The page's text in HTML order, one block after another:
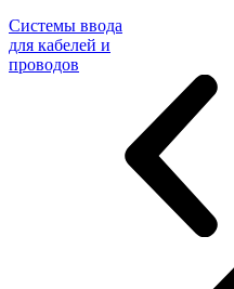
Системы ввода
для кабелей и
проводов